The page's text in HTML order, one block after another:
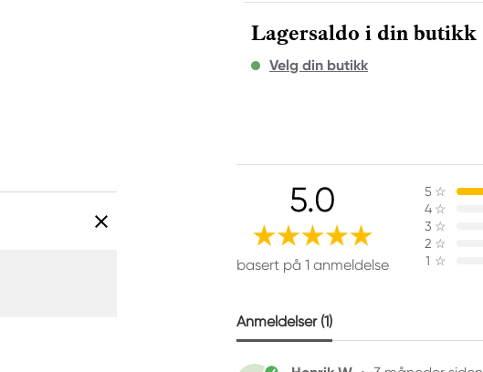
Lagersaldo i din butikk
Velg din butikk
5.0
basert på 1 anmeldelse
5 ☆
4 ☆
3 ☆
2 ☆
1 ☆
Anmeldelser (1)